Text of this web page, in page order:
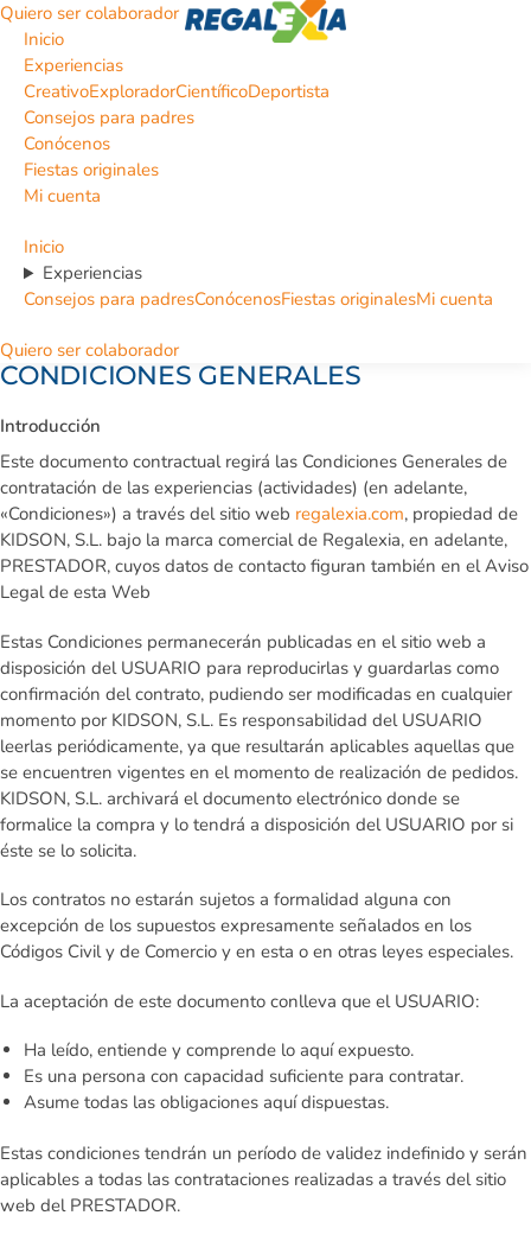
Quiero ser colaborador
Inicio
Experiencias
CreativoExploradorCientíficoDeportista
Consejos para padres
Conócenos
Fiestas originales
Mi cuenta
Inicio
Experiencias
Consejos para padresConócenosFiestas originalesMi cuenta
Quiero ser colaborador
CONDICIONES GENERALES
Introducción
Este documento contractual regirá las Condiciones Generales de
contratación de las experiencias (actividades) (en adelante,
«Condiciones») a través del sitio web regalexia.com, propiedad de
KIDSON, S.L. bajo la marca comercial de Regalexia, en adelante,
PRESTADOR, cuyos datos de contacto figuran también en el Aviso
Legal de esta Web
Estas Condiciones permanecerán publicadas en el sitio web a
disposición del USUARIO para reproducirlas y guardarlas como
confirmación del contrato, pudiendo ser modificadas en cualquier
momento por KIDSON, S.L. Es responsabilidad del USUARIO
leerlas periódicamente, ya que resultarán aplicables aquellas que
se encuentren vigentes en el momento de realización de pedidos.
KIDSON, S.L. archivará el documento electrónico donde se
formalice la compra y lo tendrá a disposición del USUARIO por si
éste se lo solicita.
Los contratos no estarán sujetos a formalidad alguna con
excepción de los supuestos expresamente señalados en los
Códigos Civil y de Comercio y en esta o en otras leyes especiales.
La aceptación de este documento conlleva que el USUARIO:
Ha leído, entiende y comprende lo aquí expuesto.
Es una persona con capacidad suficiente para contratar.
Asume todas las obligaciones aquí dispuestas.
Estas condiciones tendrán un período de validez indefinido y serán
aplicables a todas las contrataciones realizadas a través del sitio
web del PRESTADOR.